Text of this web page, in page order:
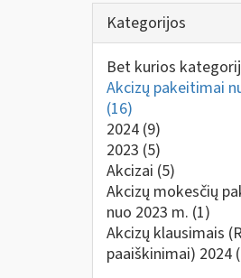
Kategorijos
Bet kurios
Akcizų pakeitimai
(16)
2024 (9)
2023 (5)
Akcizai (5)
Akcizų mokesčių
nuo 2023 m. (1)
Akcizų klausimais
paaiškinimai) 2024